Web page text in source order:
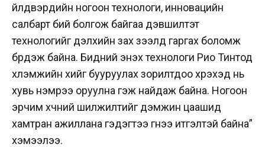
үйлдвэрүүдийн ногоон технологи, инновацийн
салбарт бий болгож байгаа дэвшилтэт
технологийг дэлхийн зах зээлд гаргах боломж
бүрдэж байна. Бидний энэхүү технологи Рио Тинтод
хүлэмжийн хийг бууруулах зорилтдоо хүрэхэд нь
хувь нэмрээ оруулна гэж найдаж байна. Ногоон
эрчим хүчний шилжилтийг дэмжин цаашид
хамтран ажиллана гэдэгтээ гүнээ итгэлтэй байна”
хэмээлээ.